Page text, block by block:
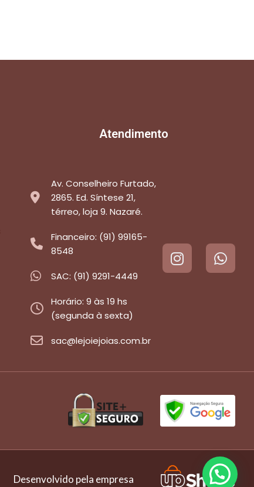
Atendimento
Av. Conselheiro Furtado,
2865. Ed. Síntese 21,
térreo, loja 9. Nazaré.
Financeiro: (91) 99165-
8548
SAC: (91) 9291-4449
Horário: 9 às 19 hs
(segunda à sexta)
sac@lejoiejoias.com.br
Desenvolvido pela empresa